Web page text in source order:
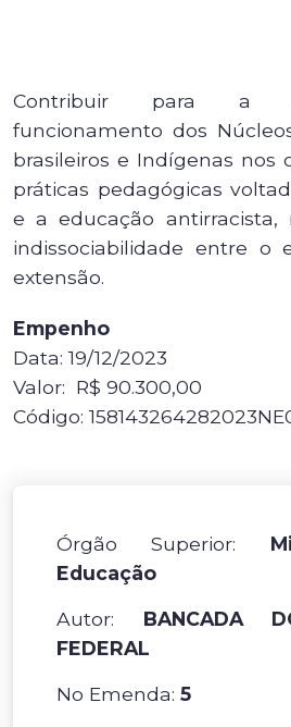
Contribuir para a
funcionamento dos
brasileiros e Indígenas nos
práticas pedagógicas
e a educação antirracista,
indissociabilidade entre o
extensão.
Empenho
Data: 19/12/2023
Valor: R$ 90.300,00
Código:
Órgão Superior:
Educação
Autor: BANCADA
FEDERAL
No Emenda: 5